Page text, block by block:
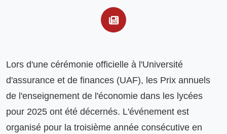
Lors d'une cérémonie officielle à l'Université
d'assurance et de finances (UAF), les Prix annuels
de l'enseignement de l'économie dans les lycées
pour 2025 ont été décernés. L'événement est
organisé pour la troisième année consécutive en